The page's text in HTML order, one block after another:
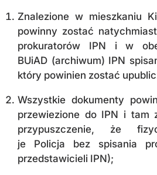
Znalezione w mieszkaniu
powinny zostać
prokuratorów IPN i w
BUiAD (archiwum) IPN
który powinien zostać
Wszystkie dokumenty
przewiezione do IPN i tam
przypuszczenie, że
je Policja bez spisania
przedstawicieli IPN);